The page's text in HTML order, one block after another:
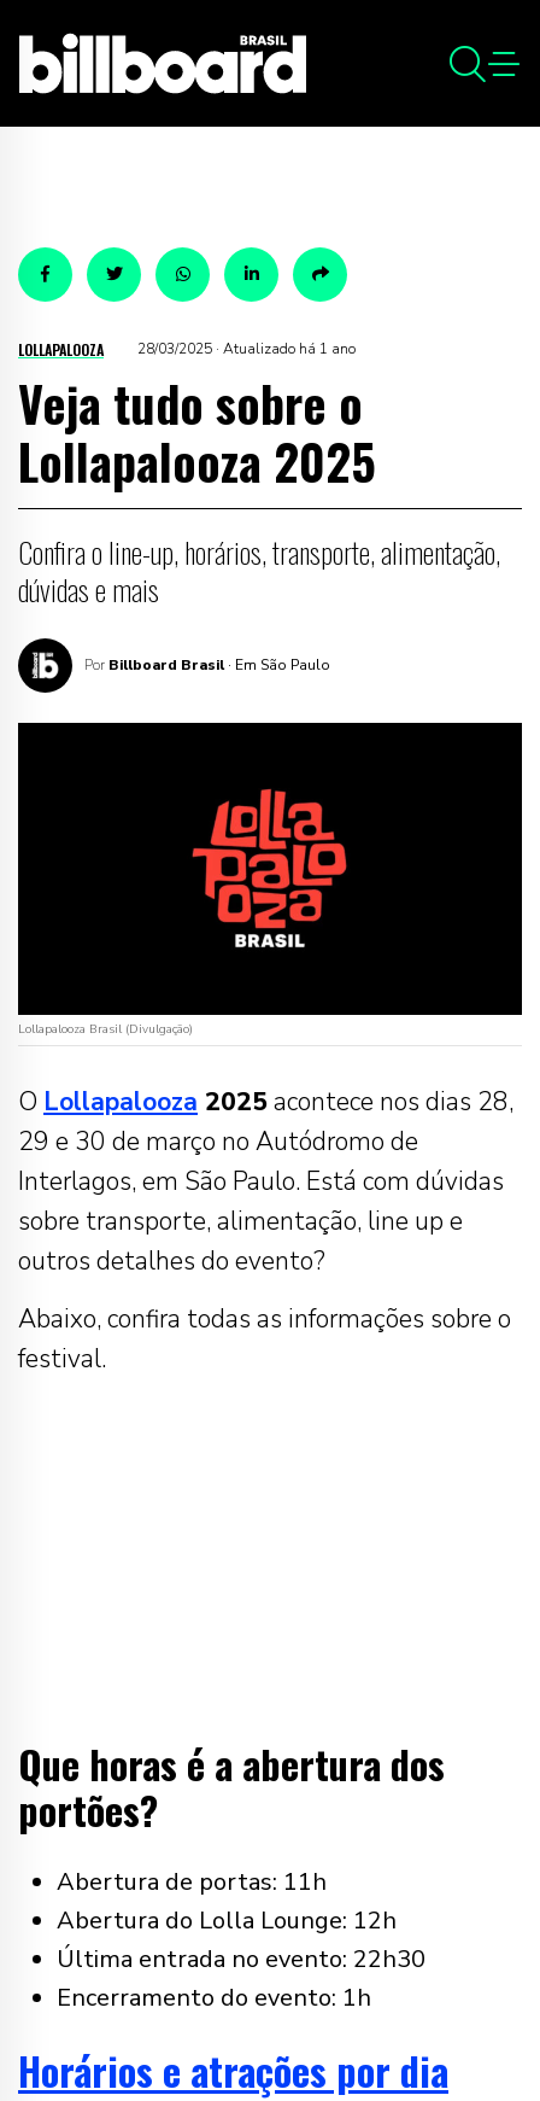
LOLLAPALOOZA 28/03/2025 · Atualizado há 1 ano
Veja tudo sobre o
Lollapalooza 2025
Confira o line-up, horários, transporte, alimentação,
dúvidas e mais
Por Billboard Brasil · Em São Paulo
Lollapalooza Brasil (Divulgação)
O Lollapalooza 2025acontece nos dias 28,
29 e 30 de março no Autódromo de
Interlagos, em São Paulo. Está com dúvidas
sobre transporte, alimentação, line up e
outros detalhes do evento?
Abaixo, confira todas as informações sobre o
festival.
Que horas é a abertura dos
portões?
Abertura de portas: 11h
Abertura do Lolla Lounge: 12h
Última entrada no evento: 22h30
Encerramento do evento: 1h
Horários e atrações por dia